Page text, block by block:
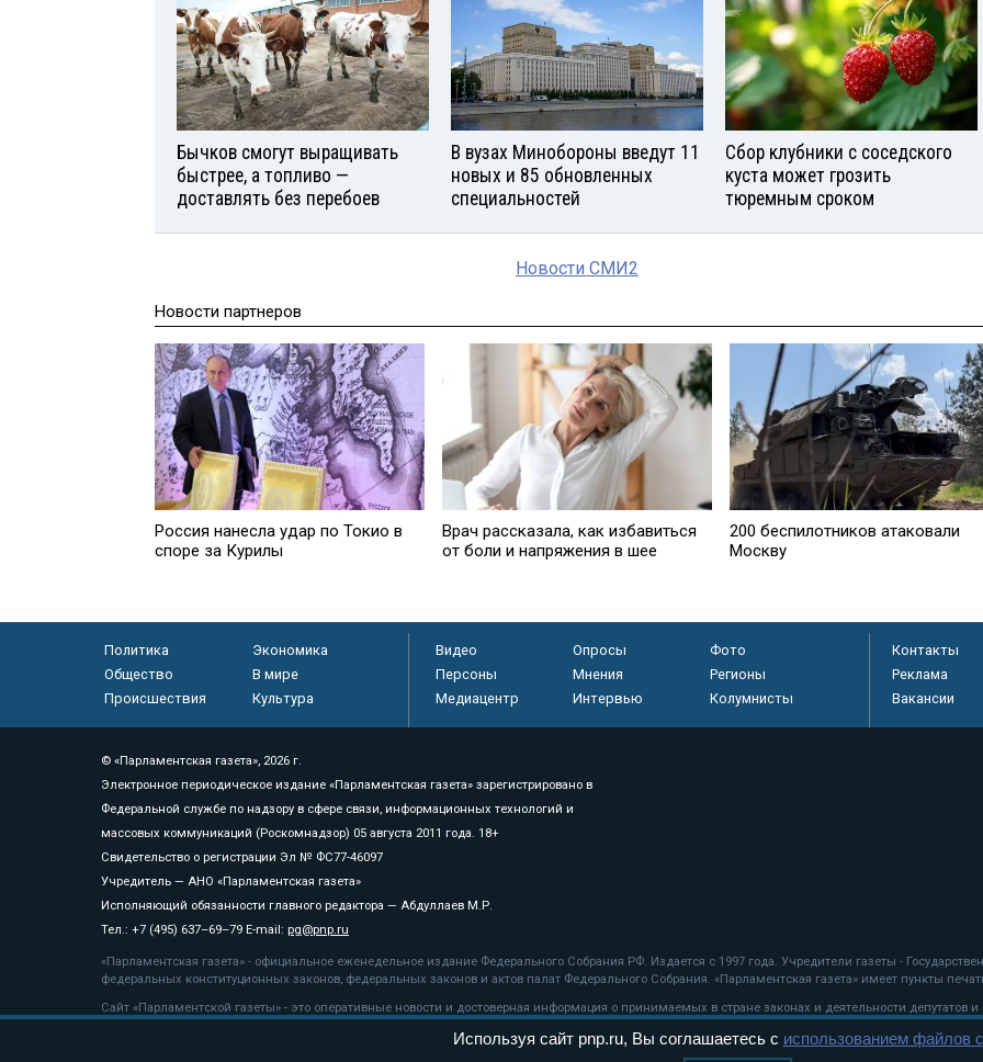
Бычков смогут выращивать
быстрее, а топливо —
доставлять без перебоев
В вузах Минобороны введут 11
новых и 85 обновленных
специальностей
Сбор клубники с соседского
куста может грозить
тюремным сроком
Новости СМИ2
Новости партнеров
Россия нанесла удар по Токио в
споре за Курилы
Врач рассказала, как избавиться
от боли и напряжения в шее
200 беспилотников атаковали
Москву
Политика
Экономика
Общество
В мире
Происшествия
Культура
Видео Опросы
Фото
Персоны
Мнения
Регионы
Медиацентр
Интервью Колумнисты
Контакты
Реклама
Вакансии
© «Парламентская газета», 2026 г.
Электронное периодическое издание «Парламентская газета» зарегистрировано в
Федеральной службе по надзору в сфере связи, информационных технологий и
массовых коммуникаций (Роскомнадзор) 05 августа 2011 года. 18+
Свидетельство о регистрации Эл № ФС77-46097
Учредитель — АНО «Парламентская газета»
Исполняющий обязанности главного редактора — Абдуллаев М.Р.
Тел.: +7 (495) 637–69–79 E-mail: pg@pnp.ru
«Парламентская газета» - официальное еженедельное издание Федерального Собрания РФ. Издается с 1997 года. Учредители газеты -
федеральных конституционных законов, федеральных законов и актов палат Федерального Собрания. «Парламентская газета» имеет пункты
Сайт «Парламентской газеты» - это оперативные новости и достоверная информация о принимаемых в стране законах и деятельности депутатов
Используя сайт pnp.ru, Вы соглашаетесь с использованием файлов